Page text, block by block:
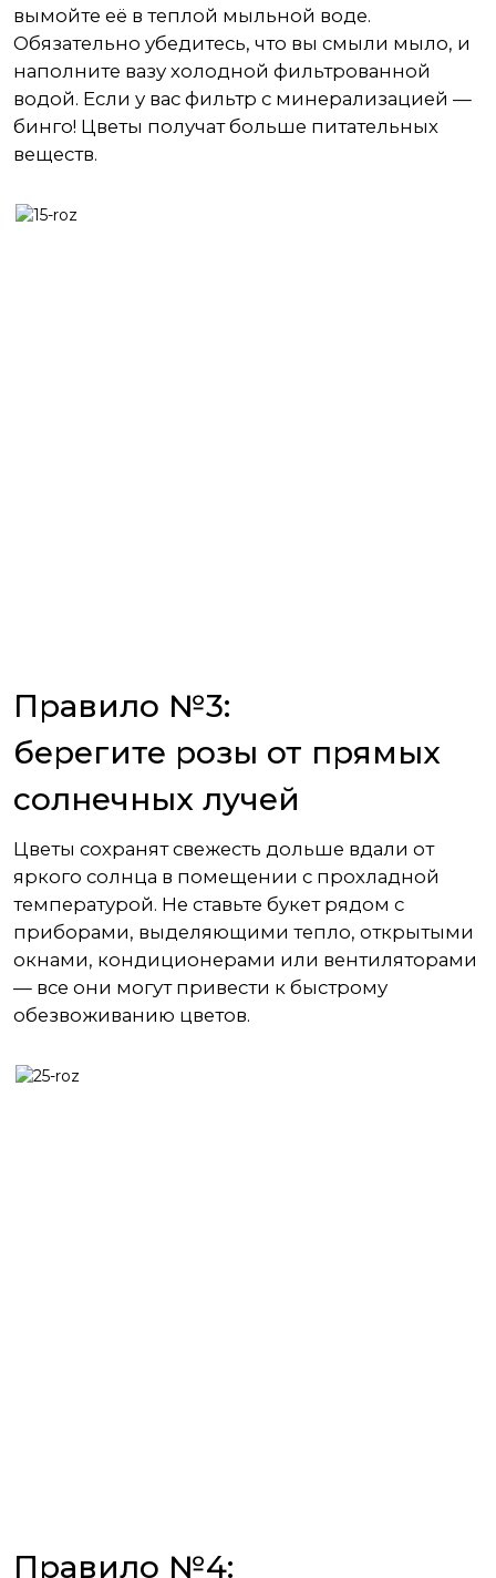
вымойте её в теплой мыльной воде.
Обязательно убедитесь, что вы смыли мыло, и
наполните вазу холодной фильтрованной
водой. Если у вас фильтр с минерализацией —
бинго! Цветы получат больше питательных
веществ.
Правило №3:
берегите розы от прямых
солнечных лучей
Цветы сохранят свежесть дольше вдали от
яркого солнца в помещении с прохладной
температурой. Не ставьте букет рядом с
приборами, выделяющими тепло, открытыми
окнами, кондиционерами или вентиляторами
— все они могут привести к быстрому
обезвоживанию цветов.
Правило №4: